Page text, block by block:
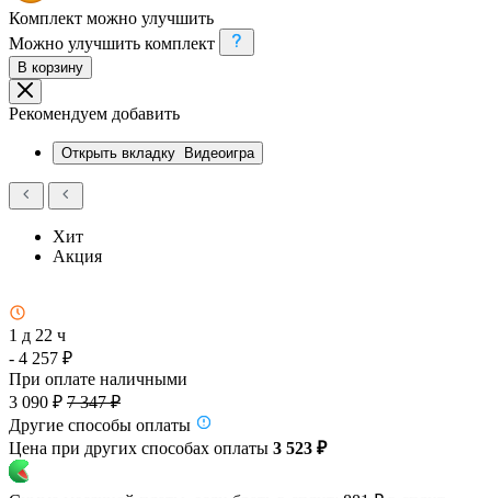
Комплект можно улучшить
Можно улучшить комплект
В корзину
Рекомендуем добавить
Открыть вкладку Видеоигра
Хит
Акция
1 д 22 ч
- 4 257 ₽
При оплате наличными
3 090 ₽ 7 347 ₽
Другие способы оплаты
Цена при других способах оплаты 3 523 ₽